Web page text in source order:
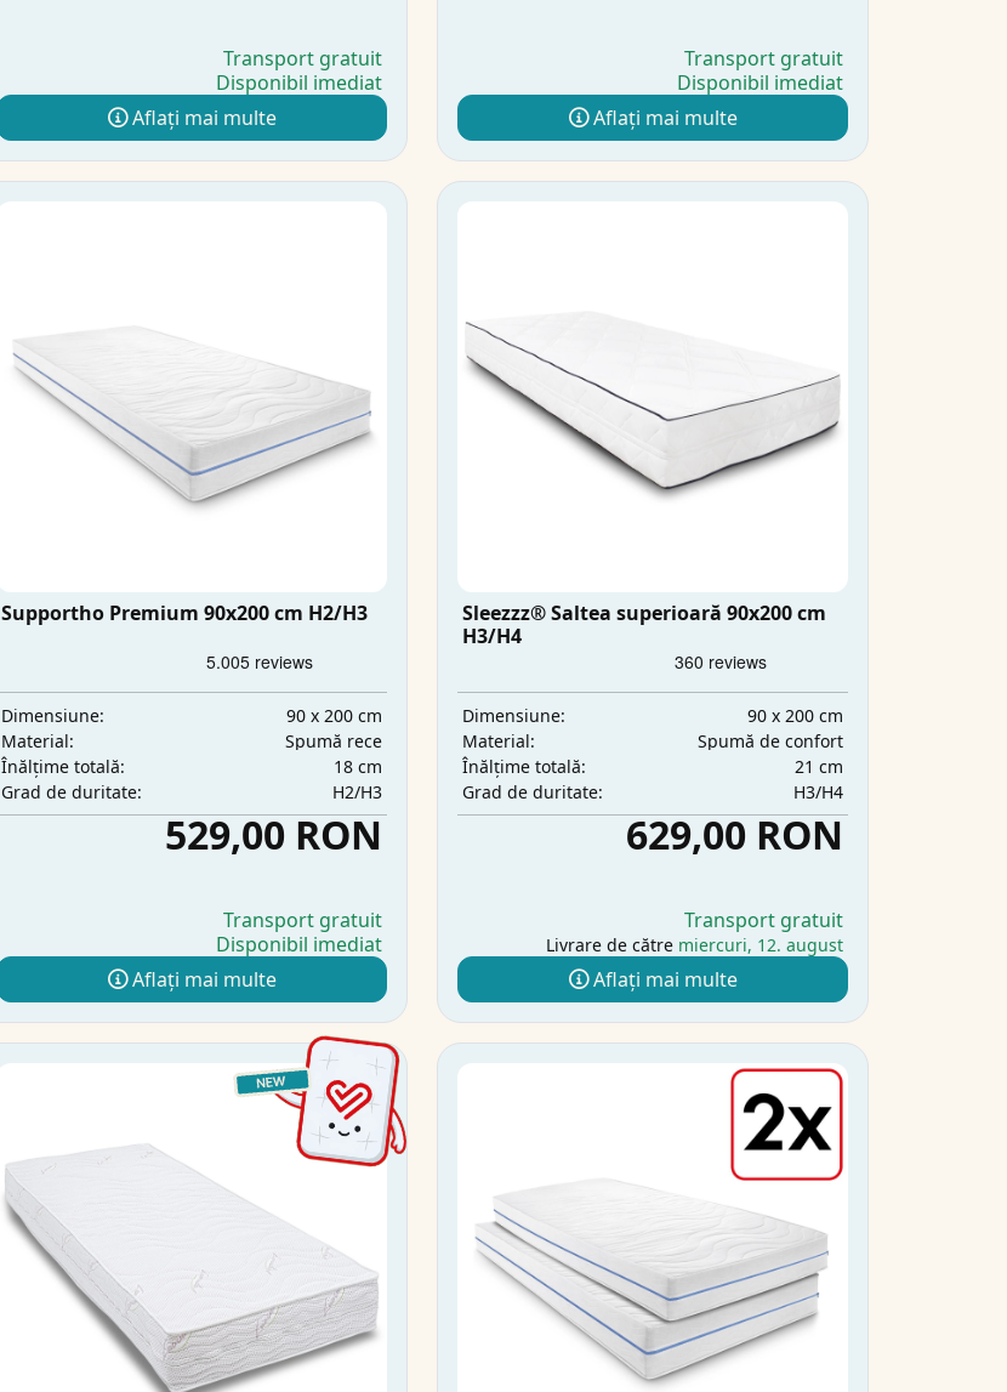
Transport gratuit
Disponibil imediat
Aflați mai multe
Transport gratuit
Disponibil imediat
Aflați mai multe
Supportho Premium 90x200 cm H2/H3
Dimensiune:
90 x 200 cm
Material:
Spumă rece
Înălțime totală:
18 cm
Grad de duritate:
H2/H3
529,00 RON
Transport gratuit
Disponibil imediat
Aflați mai multe
Sleezzz® Saltea superioară 90x200 cm
H3/H4
Dimensiune:
90 x 200 cm
Material:
Spumă de confort
Înălțime totală:
21 cm
Grad de duritate:
H3/H4
629,00 RON
Transport gratuit
Livrare de către miercuri, 12. august
Aflați mai multe